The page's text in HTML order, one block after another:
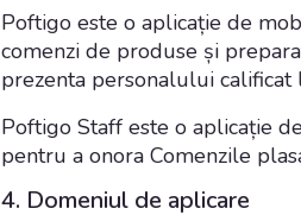
Poftigo este o aplicație de
comenzi de produse și
prezenta personalului
Poftigo Staff este o aplicație
pentru a onora Comenzile
4. Domeniul de aplicare